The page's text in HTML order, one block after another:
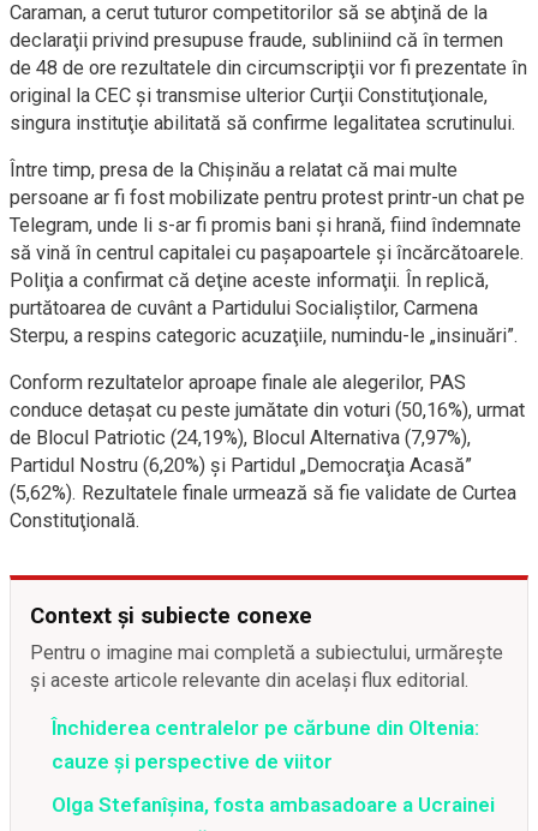
Caraman, a cerut tuturor competitorilor să se abţină de la
declaraţii privind presupuse fraude, subliniind că în termen
de 48 de ore rezultatele din circumscripţii vor fi prezentate în
original la CEC şi transmise ulterior Curţii Constituţionale,
singura instituţie abilitată să confirme legalitatea scrutinului.
Între timp, presa de la Chişinău a relatat că mai multe
persoane ar fi fost mobilizate pentru protest printr-un chat pe
Telegram, unde li s-ar fi promis bani şi hrană, fiind îndemnate
să vină în centrul capitalei cu paşapoartele şi încărcătoarele.
Poliţia a confirmat că deţine aceste informaţii. În replică,
purtătoarea de cuvânt a Partidului Socialiştilor, Carmena
Sterpu, a respins categoric acuzaţiile, numindu-le „insinuări”.
Conform rezultatelor aproape finale ale alegerilor, PAS
conduce detaşat cu peste jumătate din voturi (50,16%), urmat
de Blocul Patriotic (24,19%), Blocul Alternativa (7,97%),
Partidul Nostru (6,20%) şi Partidul „Democraţia Acasă”
(5,62%). Rezultatele finale urmează să fie validate de Curtea
Constituţională.
Context și subiecte conexe
Pentru o imagine mai completă a subiectului, urmărește
și aceste articole relevante din același flux editorial.
Închiderea centralelor pe cărbune din Oltenia:
cauze și perspective de viitor
Olga Stefanîşina, fosta ambasadoare a Ucrainei